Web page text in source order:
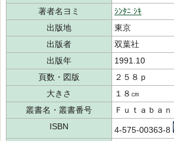
著者名ヨミ
ｼﾝﾀﾆ ｼｷ
出版地
東京
出版者
双葉社
出版年
1991.10
頁数・図版
２５８ｐ
大きさ
１８㎝
叢書名・叢書番号
Ｆｕｔａｂａ
ISBN
4-575-00363-8